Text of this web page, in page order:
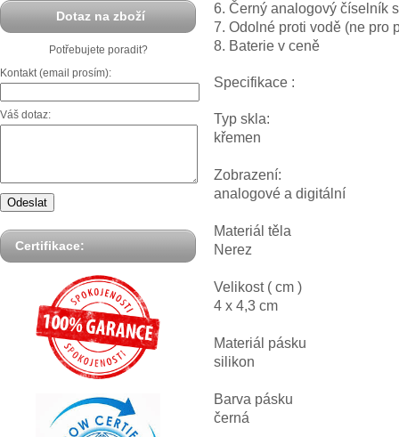
Dotaz na zboží
Potřebujete poradit?
Kontakt (email prosím):
Váš dotaz:
Certifikace:
6. Černý analogový číselník
7. Odolné proti vodě (ne pro
8. Baterie v ceně
Specifikace :
Typ skla:
křemen
Zobrazení:
analogové a digitální
Materiál těla
Nerez
Velikost ( cm )
4 x 4,3 cm
Materiál pásku
silikon
Barva pásku
černá